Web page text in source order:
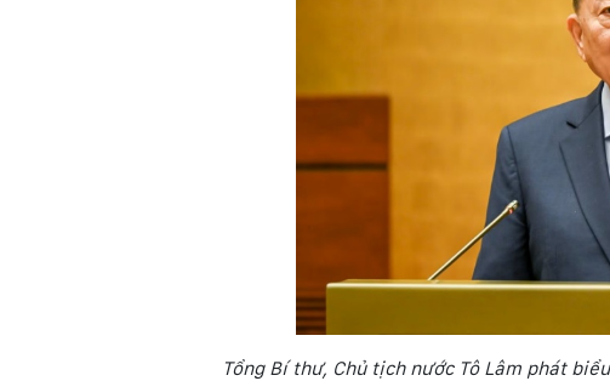
Tổng Bí thư, Chủ tịch nước Tô Lâm phát